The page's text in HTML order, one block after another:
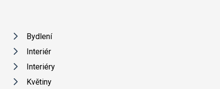
Bydlení
Interiér
Interiéry
Květiny